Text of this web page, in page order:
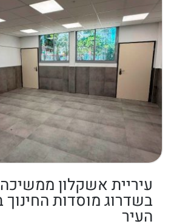
עיריית אשקלון ממשיכה
בשדרוג מוסדות החינוך
העיר